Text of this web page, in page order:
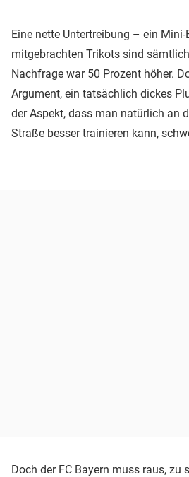
Eine nette Untertreibung – ein
mitgebrachten Trikots sind
Nachfrage war 50 Prozent höher.
Argument, ein tatsächlich dickes
der Aspekt, dass man natürlich an
Straße besser trainieren kann,
Doch der FC Bayern muss raus, zu